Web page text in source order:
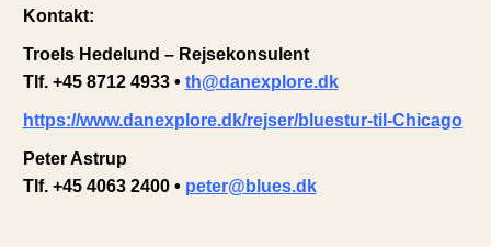
Kontakt:
Troels Hedelund – Rejsekonsulent
Tlf. +45 8712 4933 • th@danexplore.dk
https://www.danexplore.dk/rejser/bluestur-til-Chicago
Peter Astrup
Tlf. +45 4063 2400 • peter@blues.dk